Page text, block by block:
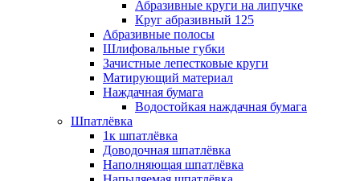
Абразивные круги на липучке
Круг абразивный 125
Абразивные полосы
Шлифовальные губки
Зачистные лепестковые круги
Матирующий материал
Наждачная бумага
Водостойкая наждачная бумага
Шпатлёвка
1к шпатлёвка
Доводочная шпатлёвка
Наполняющая шпатлёвка